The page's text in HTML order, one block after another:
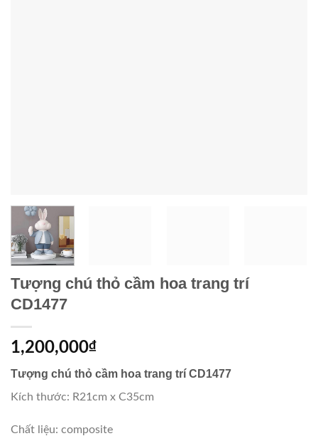
Tượng chú thỏ cầm hoa trang trí
CD1477
1,200,000₫
Tượng chú thỏ cầm hoa trang trí CD1477
Kích thước: R21cm x C35cm
Chất liệu: composite